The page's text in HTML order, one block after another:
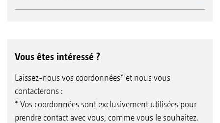
Vous êtes intéressé ?
Laissez-nous vos coordonnées* et nous vous
contacterons :
* Vos coordonnées sont exclusivement utilisées pour
prendre contact avec vous, comme vous le souhaitez.